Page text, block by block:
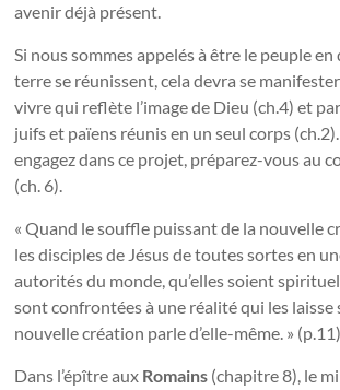
avenir déjà présent.
Si nous sommes appelés à être le peuple en
terre se réunissent, cela devra se
vivre qui reflète l’image de Dieu (ch.4) et par
juifs et païens réunis en un seul corps
engagez dans ce projet, préparez-vous au
(ch. 6).
« Quand le souffle puissant de la nouvelle
les disciples de Jésus de toutes sortes en
autorités du monde, qu’elles soient
sont confrontées à une réalité qui les laisse
nouvelle création parle d’elle-même. »
Dans l’épître aux Romains (chapitre 8), le